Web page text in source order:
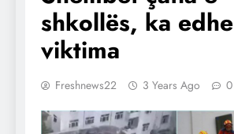
shkollës, ka edhe
viktima
Freshnews22 3 Years Ago 0